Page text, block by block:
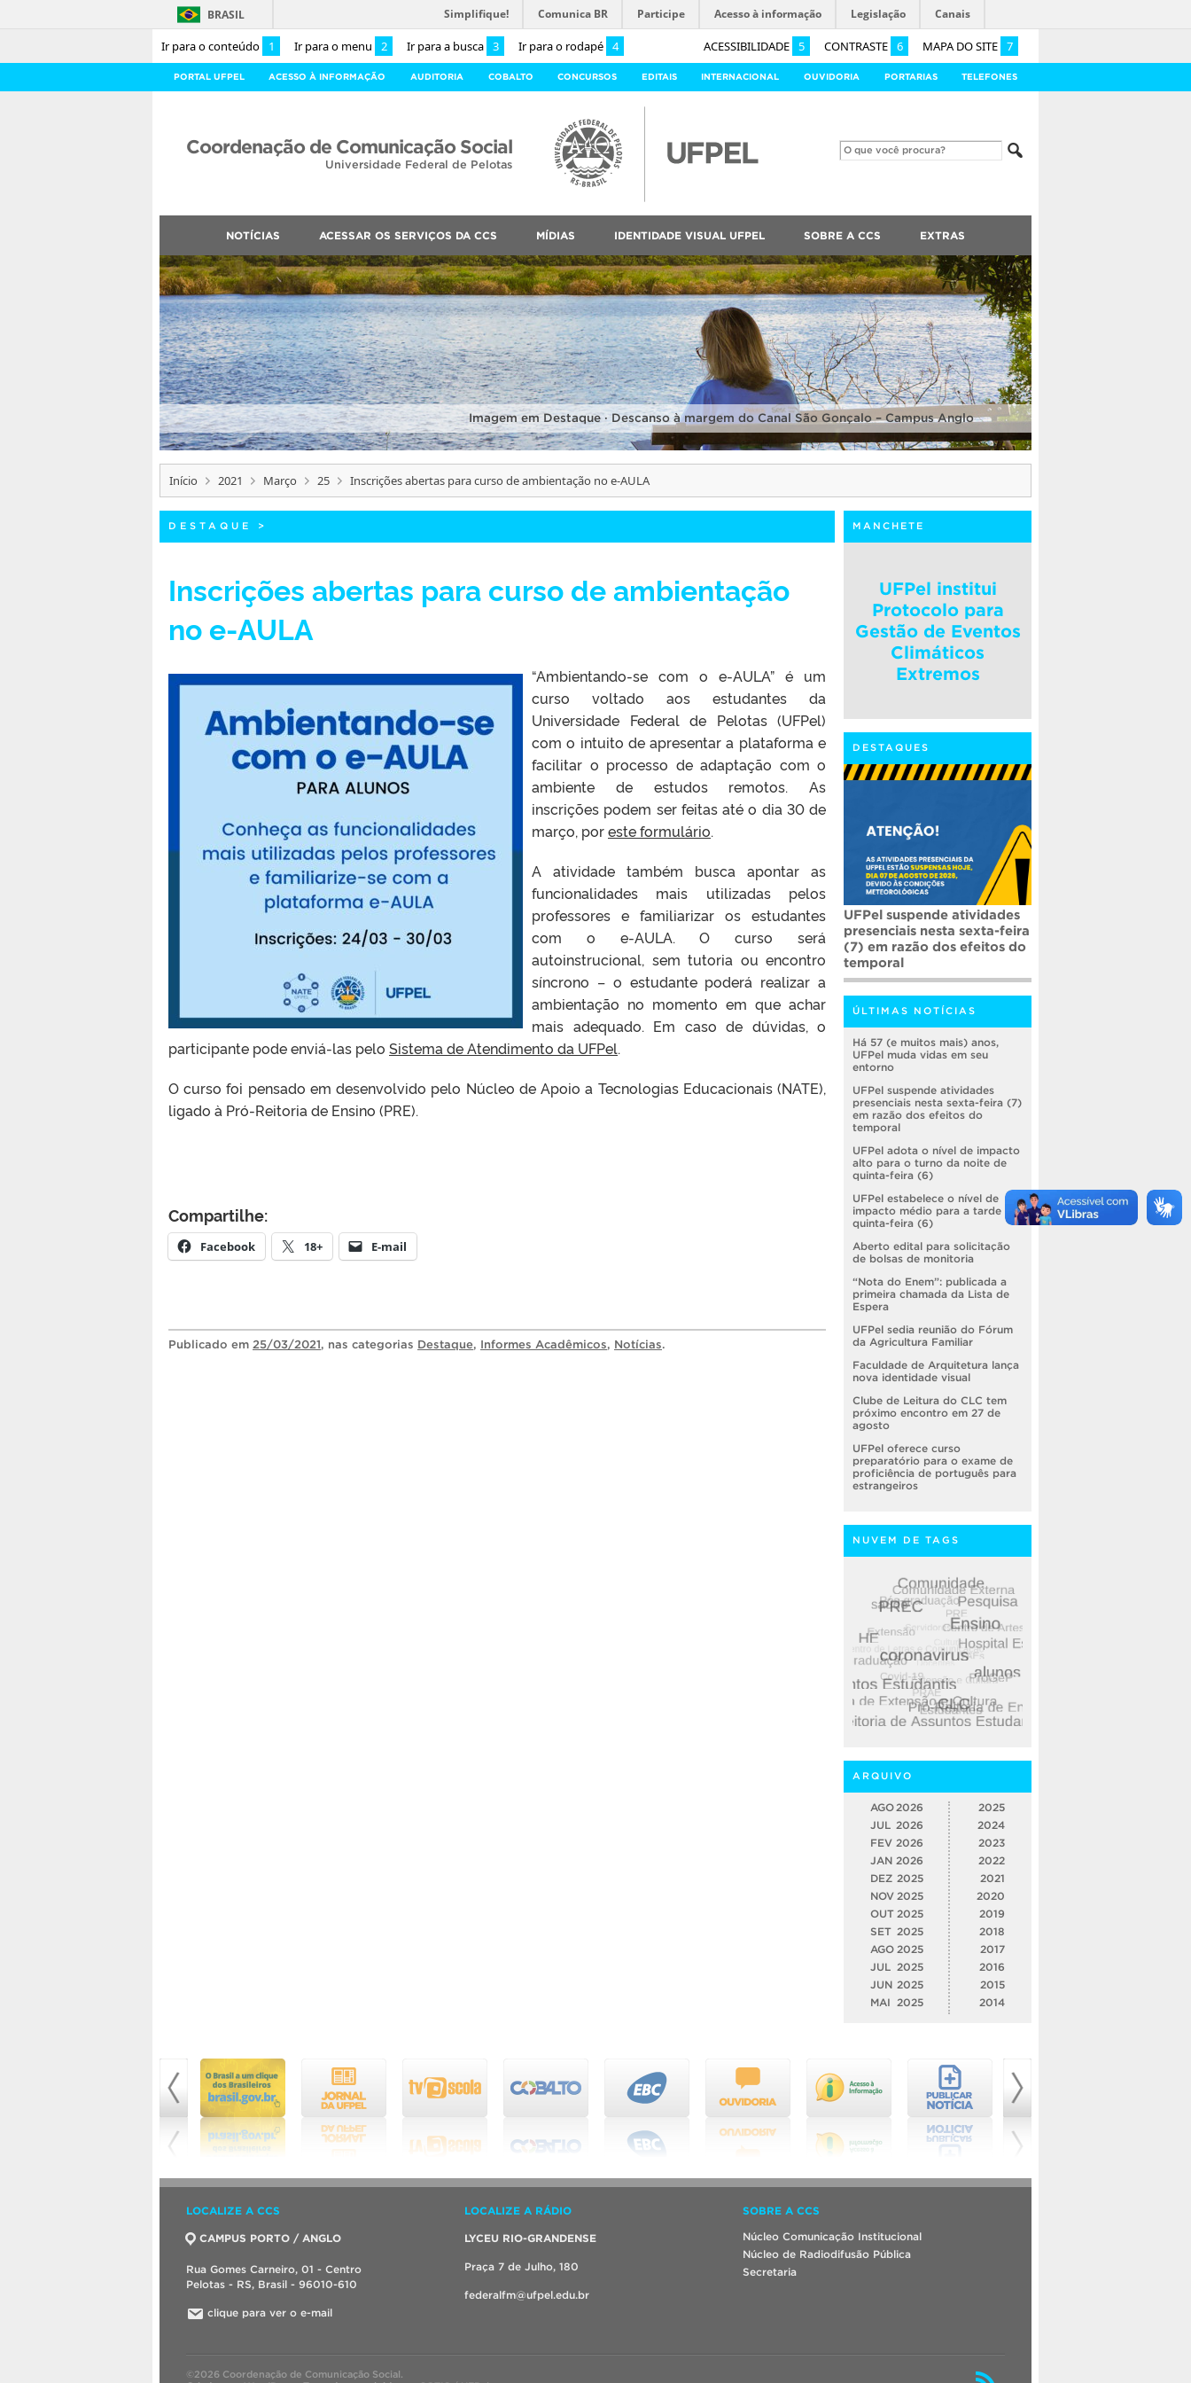
Ir para o conteúdo 1 Ir para o menu 2 Ir para a busca 3 Ir para o rodapé 4 ACESSIBILIDADE 5 CONTRASTE 6 MAPA DO SITE 7
BRASIL Simplifique! Comunica BR Participe Acesso à informação Legislação Canais
PORTAL UFPEL ACESSO À INFORMAÇÃO AUDITORIA COBALTO CONCURSOS EDITAIS INTERNACIONAL OUVIDORIA PORTARIAS TELEFONES
Coordenação de Comunicação Social
Universidade Federal de Pelotas
NOTÍCIAS ACESSAR OS SERVIÇOS DA CCS MÍDIAS IDENTIDADE VISUAL UFPEL SOBRE A CCS EXTRAS
Imagem em Destaque · Descanso à margem do Canal São Gonçalo – Campus Anglo
Início 2021 Março 25 Inscrições abertas para curso de ambientação no e-AULA
DESTAQUE >
Inscrições abertas para curso de ambientação
no e-AULA
“Ambientando-se com o e-AULA” é um
curso voltado aos estudantes da
Universidade Federal de Pelotas (UFPel)
com o intuito de apresentar a plataforma e
facilitar o processo de adaptação com o
ambiente de estudos remotos. As
inscrições podem ser feitas até o dia 30 de
março, poreste formulário.
A atividade também busca apontar as
funcionalidades mais utilizadas pelos
professores e familiarizar os estudantes
com o e-AULA. O curso será
autoinstrucional, sem tutoria ou encontro
síncrono – o estudante poderá realizar a
ambientação no momento em que achar
mais adequado. Em caso de dúvidas, o
participante pode enviá-las pelo Sistema de Atendimento da UFPel.
O curso foi pensado em desenvolvido pelo Núcleo de Apoio a Tecnologias Educacionais (NATE),
ligado à Pró-Reitoria de Ensino (PRE).
Compartilhe:
Facebook 18+ E-mail
Publicado em 25/03/2021, nas categorias Destaque, Informes Acadêmicos, Notícias.
MANCHETE
UFPel institui
Protocolo para
Gestão de Eventos
Climáticos
Extremos
DESTAQUES
UFPel suspende atividades
presenciais nesta sexta-feira
(7) em razão dos efeitos do
temporal
ÚLTIMAS NOTÍCIAS
Há 57 (e muitos mais) anos,
UFPel muda vidas em seu
entorno
UFPel suspende atividades
presenciais nesta sexta-feira (7)
em razão dos efeitos do
temporal
UFPel adota o nível de impacto
alto para o turno da noite de
quinta-feira (6)
UFPel estabelece o nível de
impacto médio para a tarde de
quinta-feira (6)
Aberto edital para solicitação
de bolsas de monitoria
“Nota do Enem”: publicada a
primeira chamada da Lista de
Espera
UFPel sedia reunião do Fórum
da Agricultura Familiar
Faculdade de Arquitetura lança
nova identidade visual
Clube de Leitura do CLC tem
próximo encontro em 27 de
agosto
UFPel oferece curso
preparatório para o exame de
proficiência de português para
estrangeiros
NUVEM DE TAGS
ARQUIVO
AGO 2026
JUL 2026
FEV 2026
JAN 2026
DEZ 2025
NOV 2025
OUT 2025
SET 2025
AGO 2025
JUL
2025
JUN 2025
MAI
2025
2025
2024
2023
2022
2021
2020
2019
2018
2017
2016
2015
2014
LOCALIZE A CCS
CAMPUS PORTO / ANGLO
Rua Gomes Carneiro, 01 - Centro
Pelotas - RS, Brasil - 96010-610
clique para ver o e-mail
LOCALIZE A RÁDIO
LYCEU RIO-GRANDENSE
Praça 7 de Julho, 180
federalfm@ufpel.edu.br
SOBRE A CCS
Núcleo Comunicação Institucional
Núcleo de Radiodifusão Pública
Secretaria
©2026 Coordenação de Comunicação Social.